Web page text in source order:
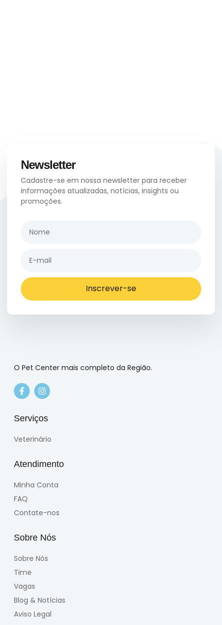
Newsletter
Cadastre-se em nossa newsletter para receber
informações atualizadas, notícias, insights ou
promoções.
Inscrever-se
O Pet Center mais completo da Região.
Serviços
Veterinário
Atendimento
Minha Conta
FAQ
Contate-nos
Sobre Nós
Sobre Nós
Time
Vagas
Blog & Notícias
Aviso Legal